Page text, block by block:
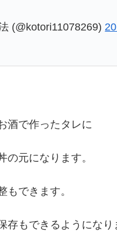
(@kotori11078269)
酒で作ったタレに
の元になります。
もできます。
存もできるようになり